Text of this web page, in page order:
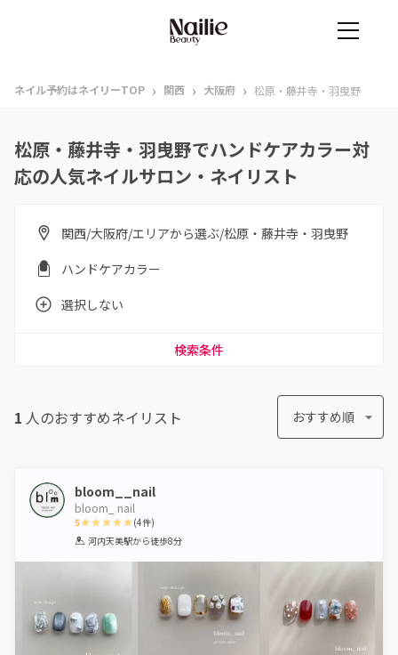
ネイル予約はネイリーTOP › 関西 › 大阪府 › 松原・藤井寺・羽曳野
松原・藤井寺・羽曳野でハンドケアカラー対
応の人気ネイルサロン・ネイリスト
関西/大阪府/エリアから選ぶ/松原・藤井寺・羽曳野
ハンドケアカラー
選択しない
検索条件
1 人のおすすめネイリスト おすすめ順
bloom__nail
bloom_ nail
5
1 2 3 4 5
(4件)
河内天美駅から徒歩8分